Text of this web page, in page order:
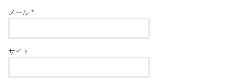
メール*
サイト